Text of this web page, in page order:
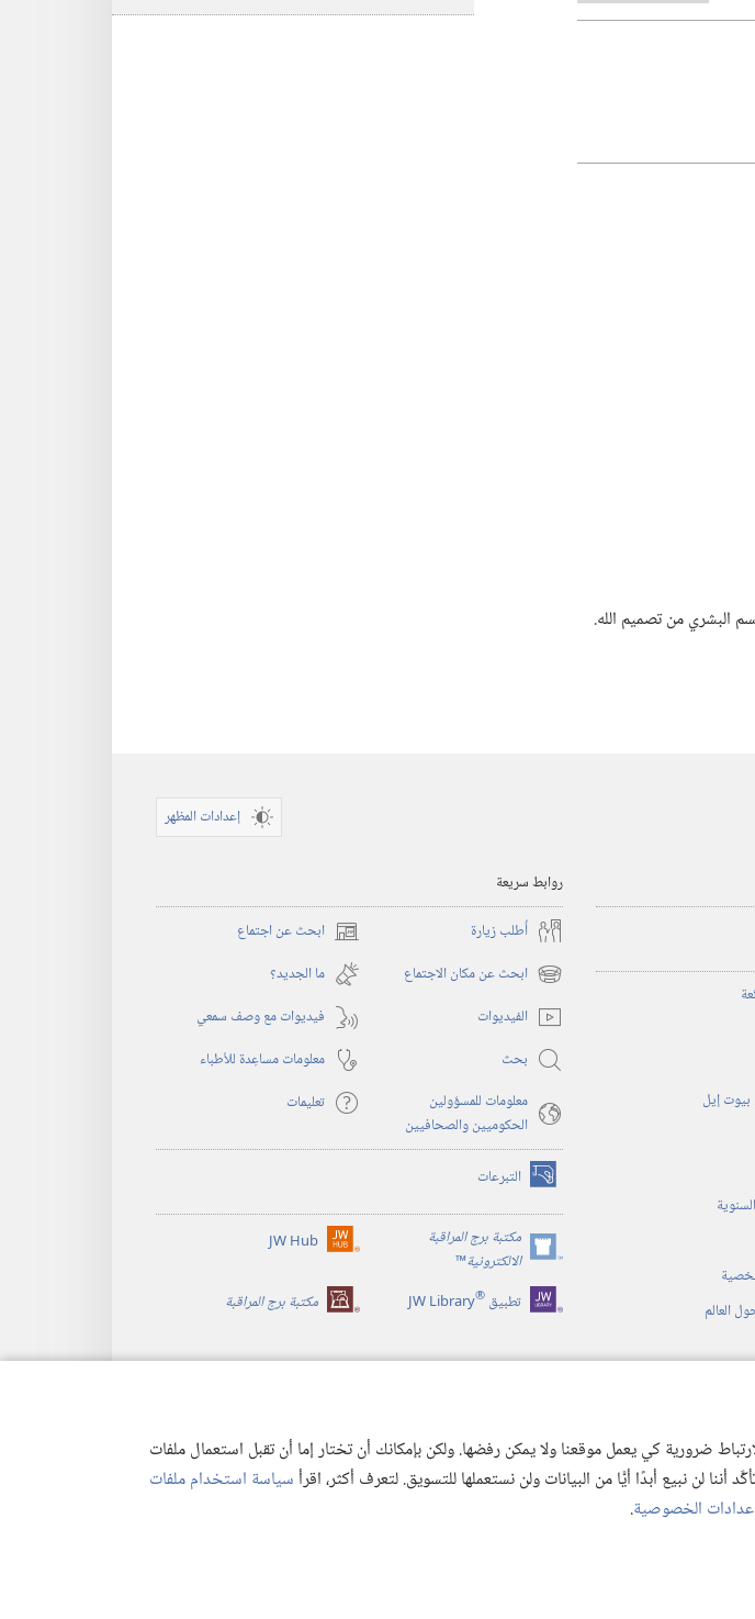
ضرورية كي يعمل موقعنا ولا يمكن رفضها. ولكن بإمكانك أن تختار إما أن تقبل استعمال ملفات
لن نبيع أبدًا أيًّا من البيانات ولن نستعملها للتسويق. لتعرف أكثر، اقرأسياسة استخدام ملفات
الخصوصية.
البشري من تصميم الله.‏
إعدادات المظهر
إيل
العالم
روابط سريعة
أُطلب زيارة
ابحث عن اجتماع (يفتح
نافذة
جديدة)
ابحث عن مكان الاجتماع (يفتح
نافذة
جديدة)
ما الجديد؟‏
الفيديوات
فيديوات مع وصف سمعي
بحث
معلومات مساعِدة للأطباء
معلومات للمسؤولين
الحكوميين والصحافيين
تعليمات
التبرعات (يفتح
نافذة
جديدة) مكتبة برج المراقبة
الالكترونية™
(يفتح
نافذة
جديدة)
JW Hub (يفتح
جديدة)
تطبيق ®
JW Library مكتبة برج المراقبة